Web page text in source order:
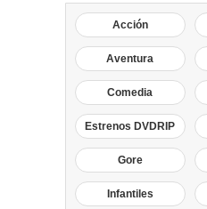
Acción
Aventura
Comedia
Estrenos DVDRIP
Gore
Infantiles